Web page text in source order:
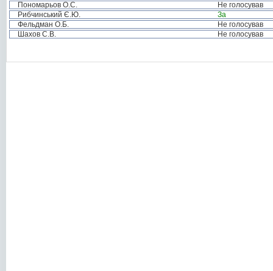
Пономарьов О.С.
Не голосував
Рибчинський Є.Ю.
За
Фельдман О.Б.
Не голосував
Шахов С.В.
Не голосував